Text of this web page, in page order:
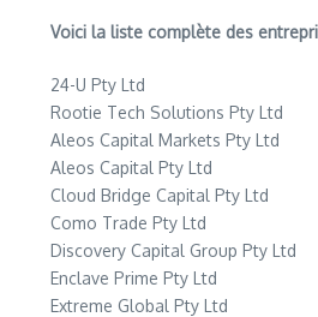
Voici la liste complète des
24-U Pty Ltd
Rootie Tech Solutions Pty Ltd
Aleos Capital Markets Pty Ltd
Aleos Capital Pty Ltd
Cloud Bridge Capital Pty Ltd
Como Trade Pty Ltd
Discovery Capital Group Pty Ltd
Enclave Prime Pty Ltd
Extreme Global Pty Ltd